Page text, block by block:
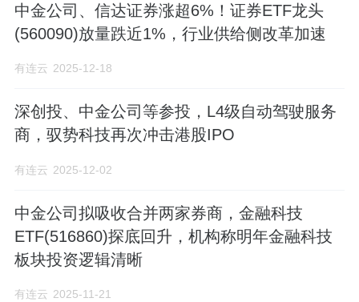
中金公司、信达证券涨超6%！证券ETF龙头
(560090)放量跌近1%，行业供给侧改革加速
有连云 2025-12-18
深创投、中金公司等参投，L4级自动驾驶服务
商，驭势科技再次冲击港股IPO
有连云 2025-12-02
中金公司拟吸收合并两家券商，金融科技
ETF(516860)探底回升，机构称明年金融科技
板块投资逻辑清晰
有连云 2025-11-21